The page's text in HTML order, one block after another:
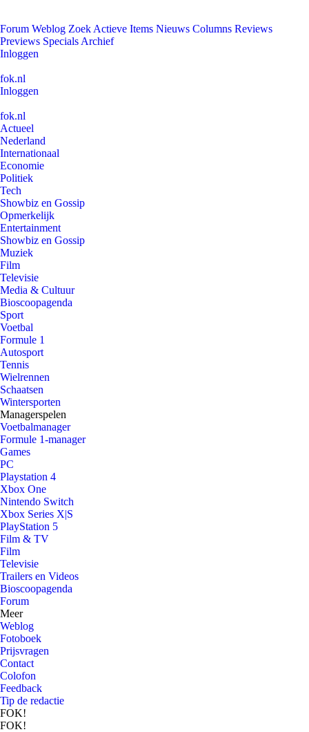
Forum Weblog Zoek Actieve Items Nieuws Columns Reviews
Previews Specials Archief
Inloggen
fok.nl
Inloggen
fok.nl
Actueel
Nederland
Internationaal
Economie
Politiek
Tech
Showbiz en Gossip
Opmerkelijk
Entertainment
Showbiz en Gossip
Muziek
Film
Televisie
Media & Cultuur
Bioscoopagenda
Sport
Voetbal
Formule 1
Autosport
Tennis
Wielrennen
Schaatsen
Wintersporten
Managerspelen
Voetbalmanager
Formule 1-manager
Games
PC
Playstation 4
Xbox One
Nintendo Switch
Xbox Series X|S
PlayStation 5
Film & TV
Film
Televisie
Trailers en Videos
Bioscoopagenda
Forum
Meer
Weblog
Fotoboek
Prijsvragen
Contact
Colofon
Feedback
Tip de redactie
FOK!
FOK!